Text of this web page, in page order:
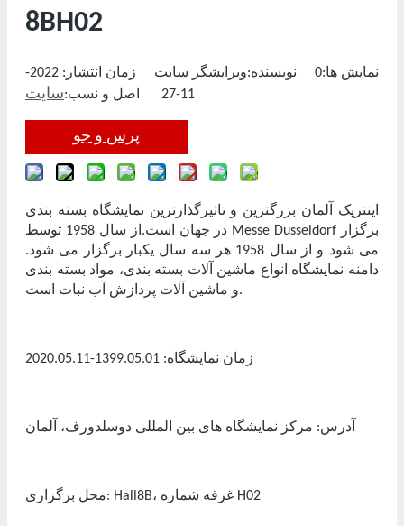
8BH02
نمایش ها:0
نویسنده:ویرایشگر سایت زمان انتشار: 2022-
11-27 اصل و نسب:
سایت
پرس و جو
اینترپک آلمان بزرگترین و تاثیرگذارترین نمایشگاه بسته بندی
در جهان است.از سال 1958 توسط Messe Dusseldorf برگزار
می شود و از سال 1958 هر سه سال یکبار برگزار می شود.
دامنه نمایشگاه انواع ماشین آلات بسته بندی، مواد بسته بندی
و ماشین آلات پردازش آب نبات است.
زمان نمایشگاه: 1399.05.01-2020.05.11
آدرس: مرکز نمایشگاه های بین المللی دوسلدورف، آلمان
محل برگزاری: Hall8B، غرفه شماره H02